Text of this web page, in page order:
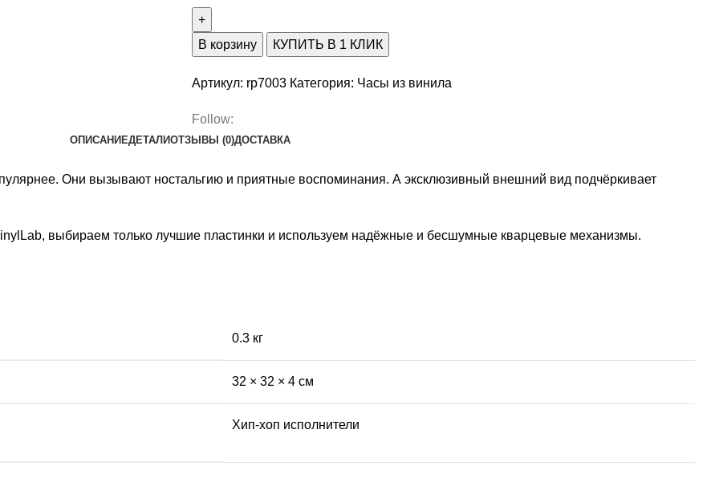
В корзину КУПИТЬ В 1 КЛИК
Артикул: rp7003 Категория: Часы из винила
Follow:
ОПИСАНИЕДЕТАЛИОТЗЫВЫ (0)ДОСТАВКА
Они вызывают ностальгию и приятные воспоминания. А эксклюзивный внешний вид подчёркивает
выбираем только лучшие пластинки и используем надёжные и бесшумные кварцевые механизмы.
0.3 кг
32 × 32 × 4 см
Хип-хоп исполнители